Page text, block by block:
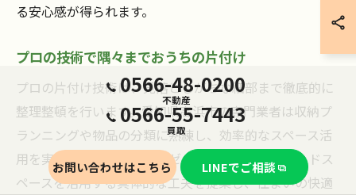
る安心感が得られます。
プロの技術で隅々までおうちの片付け
プロの片付け技術は、見落としがちな細部まで徹底的に
整理整頓を行います。愛知県高浜市の専門業者は収納プ
ランニングや物品の分類に熟練し、効率的なスペース活
用を実現。例えば、クローゼットやキッチンのデッドス
ペースを活用する具体的な工夫を提案し、住まいの快適
0566-48-0200
不動産
0566-55-7443
買取
お問い合わせはこちら LINEでご相談